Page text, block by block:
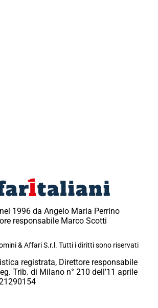
1996 da Angelo Maria Perrino
responsabile Marco Scotti
& Affari S.r.l. Tutti i diritti sono riservati
registrata, Direttore responsabile
Trib. di Milano n° 210 dell’11 aprile